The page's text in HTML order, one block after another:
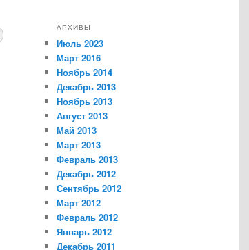
АРХИВЫ
Июль 2023
Март 2016
Ноябрь 2014
Декабрь 2013
Ноябрь 2013
Август 2013
Май 2013
Март 2013
Февраль 2013
Декабрь 2012
Сентябрь 2012
Март 2012
Февраль 2012
Январь 2012
Декабрь 2011